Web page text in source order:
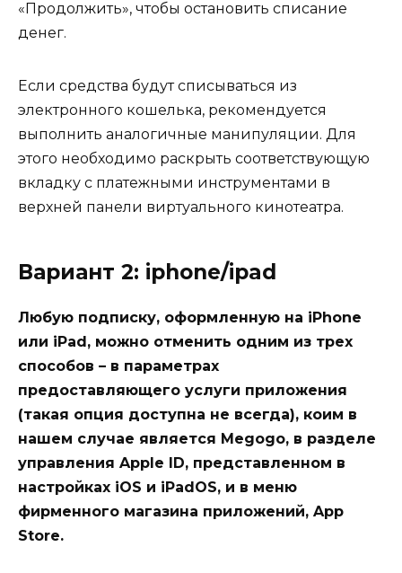
«Продолжить», чтобы остановить списание
денег.
Если средства будут списываться из
электронного кошелька, рекомендуется
выполнить аналогичные манипуляции. Для
этого необходимо раскрыть соответствующую
вкладку с платежными инструментами в
верхней панели виртуального кинотеатра.
Вариант 2: iphone/ipad
Любую подписку, оформленную на iPhone
или iPad, можно отменить одним из трех
способов – в параметрах
предоставляющего услуги приложения
(такая опция доступна не всегда), коим в
нашем случае является Megogo, в разделе
управления Apple ID, представленном в
настройках iOS и iPadOS, и в меню
фирменного магазина приложений, App
Store.